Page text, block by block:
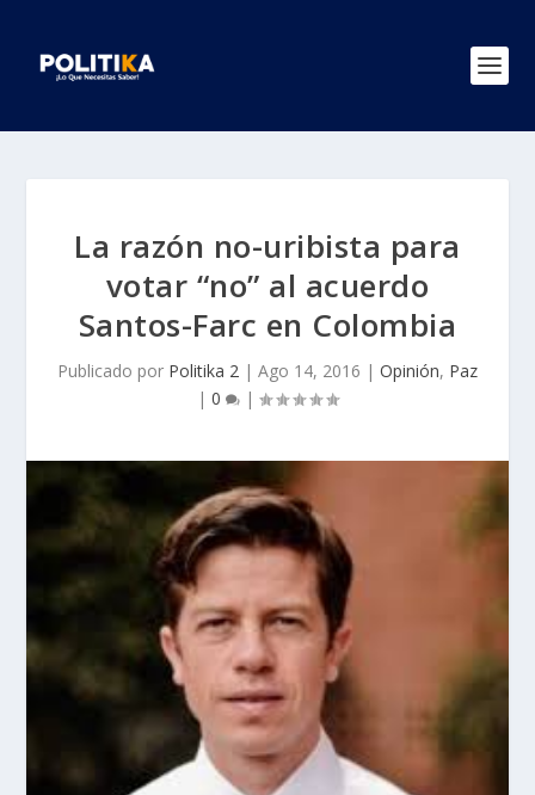
La razón no-uribista para
votar “no” al acuerdo
Santos-Farc en Colombia
Publicado por Politika 2 | Ago 14, 2016 | Opinión, Paz
| 0 |